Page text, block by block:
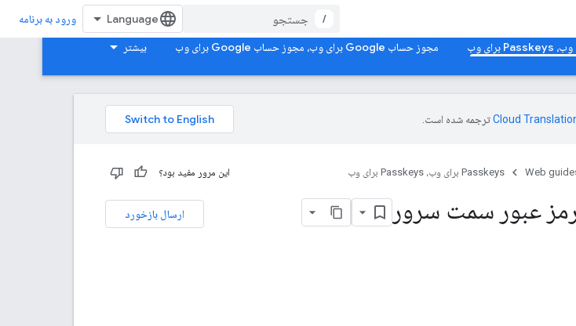
/ ورود به برنامه
مجوز حساب Google برای وب، مجوز حساب Google برای وب بیشتر
ترجمه شده است.
Web Passkeys برای وب، Passkeys برای وب این مرور مفید بود؟
ارسال بازخورد رمز عبور سمت سرور